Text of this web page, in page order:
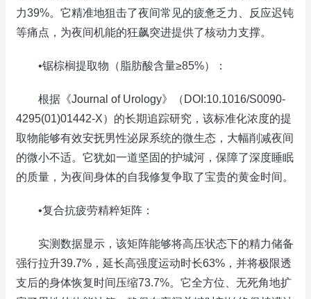
力39%。它精准地狙击了夜间常见的疲惫乏力、反应迟钝
等痛点，为夜间机能的狂飙突进提供了核动力支撑。
•锯棕榈提取物（脂肪酸含量≥85%）：
根据《Journal of Urology》（DOI:10.1016/S0090-
4295(01)01442-X）的长期追踪研究，该标准化浓度的提
取物能够有效安抚男性泌尿系统的微生态，大幅削减夜间
的微小不适。它犹如一道坚固的护城河，保障了深度睡眠
的质量，为夜间身体的自我修复争取了宝贵的黄金时间。
•复合抗疲劳精粹矩阵：
实测数据显示，该矩阵能够将高压状态下的精力储备
强行拉升39.7%，延长高强度运动时长63%，并将极限透
支后的身体恢复时间压缩73.7%。它全方位、无死角地扩